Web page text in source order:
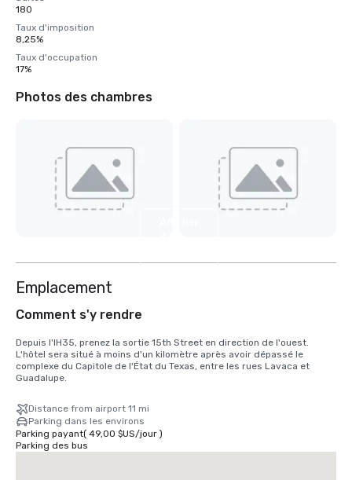
180
Taux d'imposition
8,25%
Taux d'occupation
17%
Photos des chambres
Emplacement
Comment s'y rendre
Depuis l'IH35, prenez la sortie 15th Street en direction de l'ouest.
L'hôtel sera situé à moins d'un kilomètre après avoir dépassé le
complexe du Capitole de l'État du Texas, entre les rues Lavaca et
Guadalupe.
Distance from airport 11 mi
Parking dans les environs
Parking payant( 49,00 $US/jour)
Parking des bus